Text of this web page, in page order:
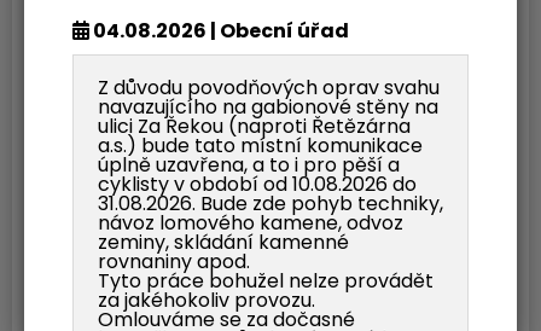
04.08.2026 | Obecní úřad
Z důvodu povodňových oprav svahu
navazujícího na gabionové stěny na
ulici Za Řekou (naproti Řetězárna
a.s.) bude tato místní komunikace
úplně uzavřena, a to i pro pěší a
cyklisty v období od 10.08.2026 do
31.08.2026. Bude zde pohyb techniky,
návoz lomového kamene, odvoz
zeminy, skládání kamenné
rovnaniny apod.
Tyto práce bohužel nelze provádět
za jakéhokoliv provozu.
Omlouváme se za dočasné